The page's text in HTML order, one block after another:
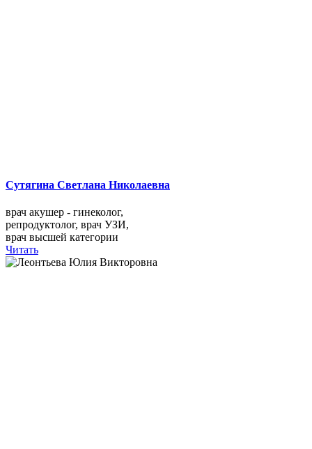
Сутягина Светлана Николаевна
врач акушер - гинеколог,
репродуктолог, врач УЗИ,
врач высшей категории
Читать